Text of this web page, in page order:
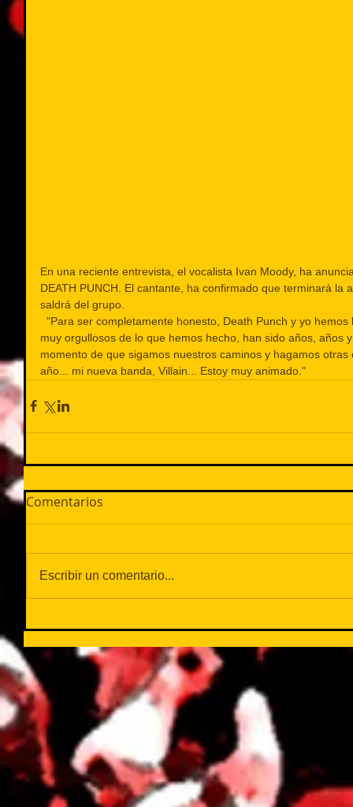
En una reciente entrevista, el vocalista Ivan Moody, ha
DEATH PUNCH. El cantante, ha confirmado que terminará
saldrá del grupo.
muy orgullosos de lo que hemos hecho, han sido años, años
momento de que sigamos nuestros caminos y hagamos
año... mi nueva banda, Villain... Estoy muy animado."
Comentarios
Escribir un comentario...